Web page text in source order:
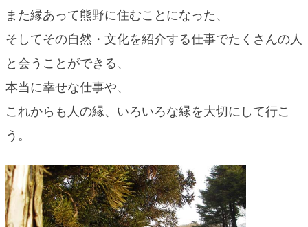
また縁あって熊野に住むことになった、
そしてその自然・文化を紹介する仕事でたくさんの人
と会うことができる、
本当に幸せな仕事や、
これからも人の縁、いろいろな縁を大切にして行こ
う。